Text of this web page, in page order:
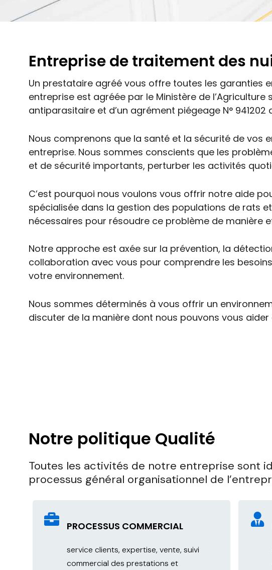
Entreprise de traitement des
Un prestataire agréé vous offre toutes les garanties
entreprise est agréée par le Ministère de l’Agriculture
antiparasitaire et d’un agrément piégeage N°
Nous comprenons que la santé et la sécurité de vos
entreprise. Nous sommes conscients que les
et de sécurité importants, perturber les activités
C’est pourquoi nous voulons vous offrir notre aide
spécialisée dans la gestion des populations de rats
nécessaires pour résoudre ce problème de manière
Notre approche est axée sur la prévention, la
collaboration avec vous pour comprendre les
votre environnement.
Nous sommes déterminés à vous offrir un
discuter de la manière dont nous pouvons vous
Notre politique Qualité​
Toutes les activités de notre entreprise sont
processus général organisationnel de
PROCESSUS COMMERCIAL
service clients, expertise, vente, suivi
commercial des prestations et